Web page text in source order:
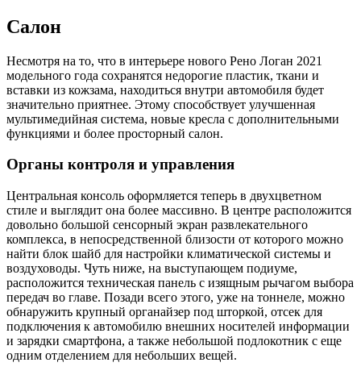
Салон
Несмотря на то, что в интерьере нового Рено Логан 2021
модельного года сохранятся недорогие пластик, ткани и
вставки из кожзама, находиться внутри автомобиля будет
значительно приятнее. Этому способствует улучшенная
мультимедийная система, новые кресла с дополнительными
функциями и более просторный салон.
Органы контроля и управления
Центральная консоль оформляется теперь в двухцветном
стиле и выглядит она более массивно. В центре расположится
довольно большой сенсорный экран развлекательного
комплекса, в непосредственной близости от которого можно
найти блок шайб для настройки климатической системы и
воздуховоды. Чуть ниже, на выступающем подиуме,
расположится техническая панель с изящным рычагом выбора
передач во главе. Позади всего этого, уже на тоннеле, можно
обнаружить крупный органайзер под шторкой, отсек для
подключения к автомобилю внешних носителей информации
и зарядки смартфона, а также небольшой подлокотник с еще
одним отделением для небольших вещей.